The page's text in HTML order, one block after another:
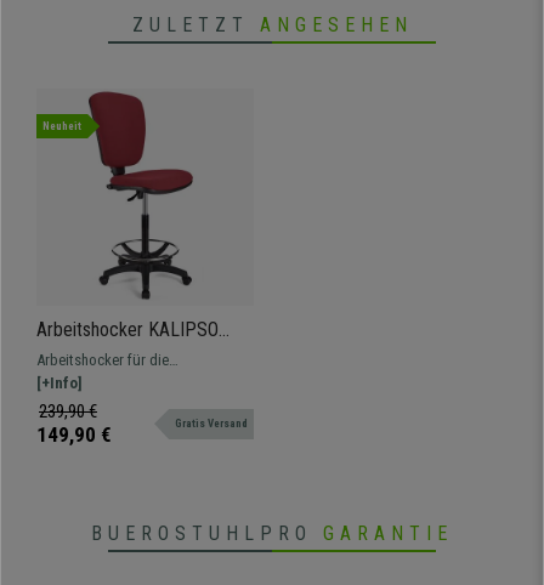
ZULETZT ANGESEHEN
Neuheit
Arbeitshocker KALIPSO
OHNE ARMLEHNEN,
verstellbare Rückenlehne,
dicke Polsterung,
Stoffbezug, Farbe Burgund
Arbeitshocker für die
professionelle Nutzung,
verstellbar, mit Fußstütze,
widerstandsfähig und bequem.
[+Info]
239,90 €
149,90 € Gratis Versand
BUEROSTUHLPRO GARANTIE